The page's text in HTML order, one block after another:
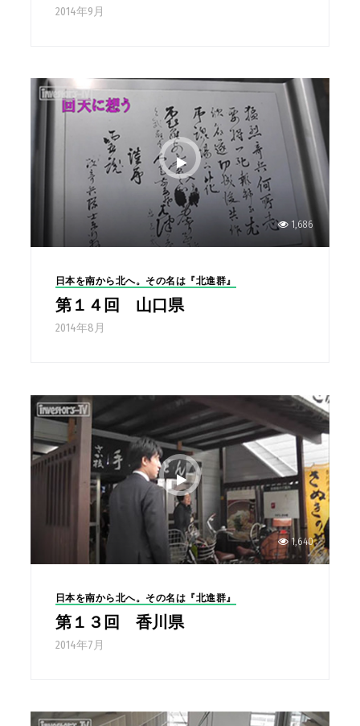
2014年9月
1,686
日本を南から北へ。その名は『北進群』
第１４回 山口県
2014年8月
1,640
日本を南から北へ。その名は『北進群』
第１３回 香川県
2014年7月